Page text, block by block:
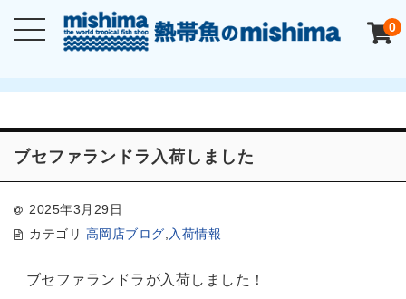
0
ブセファランドラ入荷しました
2025年3月29日
カテゴリ 高岡店ブログ 入荷情報
ブセファランドラが入荷しました！